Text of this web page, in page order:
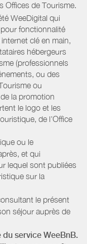
Offices de Tourisme.
WeeDigital qui
fonctionnalité
clé en main,
hébergeurs
(professionnels
ou des
ou
la promotion
le logo et les
de l’Office
ou le
et qui
lequel sont publiées
sur la
le présent
séjour auprès de
service WeeBnB.